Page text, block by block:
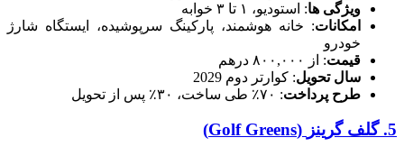
ویژگی ها: استودیو، ۱ تا ۳ خوابه
امکانات: خانه هوشمند، پارکینگ سرپوشیده، ایستگاه شارژ
خودرو
قیمت: از ۸۰۰,۰۰۰ درهم
سال تحویل: کوارتر دوم 2029
طرح پرداخت: ۷۰٪ طی ساخت، ۳۰٪ پس از تحویل
5. گلف گرینز (Golf Greens)